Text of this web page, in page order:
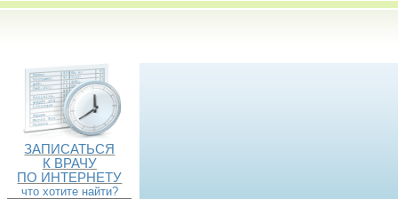
ЗАПИСАТЬСЯ
К ВРАЧУ
ПО ИНТЕРНЕТУ
что хотите найти?